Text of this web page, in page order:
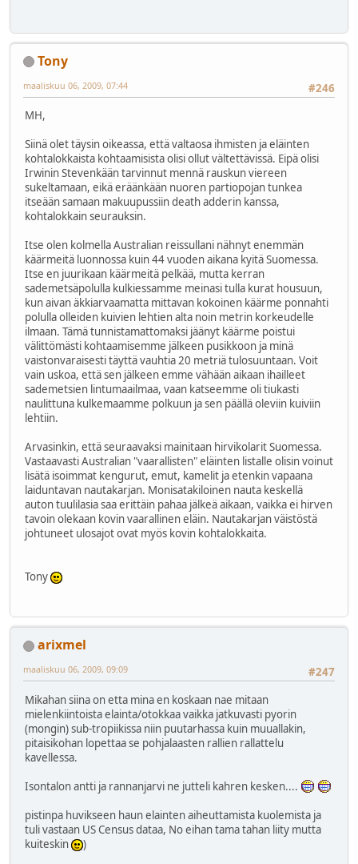
Tony
#246
maaliskuu 06, 2009, 07:44
MH,
Siinä olet täysin oikeassa, että valtaosa ihmisten ja eläinten
kohtalokkaista kohtaamisista olisi ollut vältettävissä. Eipä olisi
Irwinin Stevenkään tarvinnut mennä rauskun viereen
sukeltamaan, eikä eräänkään nuoren partiopojan tunkea
itseään samaan makuupussiin death adderin kanssa,
kohtalokkain seurauksin.
Itse olen kolmella Australian reissullani nähnyt enemmän
käärmeitä luonnossa kuin 44 vuoden aikana kyitä Suomessa.
Itse en juurikaan käärmeitä pelkää, mutta kerran
sademetsäpolulla kulkiessamme meinasi tulla kurat housuun,
kun aivan äkkiarvaamatta mittavan kokoinen käärme ponnahti
polulla olleiden kuivien lehtien alta noin metrin korkeudelle
ilmaan. Tämä tunnistamattomaksi jäänyt käärme poistui
välittömästi kohtaamisemme jälkeen pusikkoon ja minä
vaistonvaraisesti täyttä vauhtia 20 metriä tulosuuntaan. Voit
vain uskoa, että sen jälkeen emme vähään aikaan ihailleet
sademetsien lintumaailmaa, vaan katseemme oli tiukasti
naulittuna kulkemaamme polkuun ja sen päällä oleviin kuiviin
lehtiin.
Arvasinkin, että seuraavaksi mainitaan hirvikolarit Suomessa.
Vastaavasti Australian "vaarallisten" eläinten listalle olisin voinut
lisätä isoimmat kengurut, emut, kamelit ja etenkin vapaana
laiduntavan nautakarjan. Monisatakiloinen nauta keskellä
auton tuulilasia saa erittäin pahaa jälkeä aikaan, vaikka ei hirven
tavoin olekaan kovin vaarallinen eläin. Nautakarjan väistöstä
johtuneet ulosajot ovat myös kovin kohtalokkaita.
Tony
arixmel
#247
maaliskuu 06, 2009, 09:09
Mikahan siina on etta mina en koskaan nae mitaan
mielenkiintoista elainta/otokkaa vaikka jatkuvasti pyorin
(mongin) sub-tropiikissa niin puutarhassa kuin muuallakin,
pitaisikohan lopettaa se pohjalaasten rallien rallattelu
kavellessa.
Isontalon antti ja rannanjarvi ne jutteli kahren kesken....
pistinpa huvikseen haun elainten aiheuttamista kuolemista ja
tuli vastaan US Census dataa, No eihan tama tahan liity mutta
kuiteskin
)